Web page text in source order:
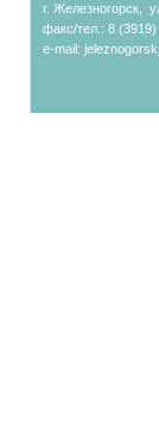
г. Железногорск,
факс/тел.: 8
e-mail: